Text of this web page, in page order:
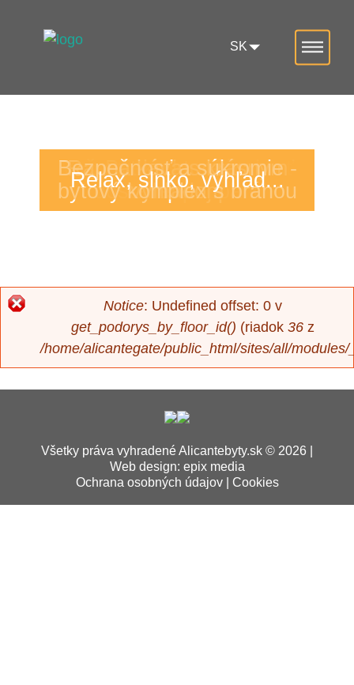
SK
Bývajte ako na
dovolenke
Výnimočná architektúra
Lifestyle focused living
Vaše dieta sa môže hrať
v bezpečí
Byt ku ktorému
dostanete aj park
Ranná káva s krásnym
výhľadom
Bezpečnosť a súkromie -
bytový komplex s bránou
Relax, slnko, výhľad...
Chybová
správa
Notice: Undefined offset: 0 v
get_podorys_by_floor_id() (riadok 36 z
/home/alicantegate/public_html/sites/all/
Všetky práva vyhradené Alicantebyty.sk © 2026 |
Web design: epix media
Ochrana osobných údajov| Cookies